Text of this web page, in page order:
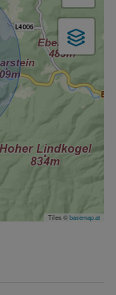
Tiles ©basemap.at